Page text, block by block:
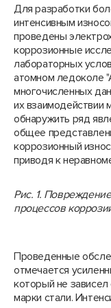
Для разработки
интенсивным
проведены
коррозионные
лабораторных
атомном ледоколе
многочисленных
их взаимодействии
обнаружить ряд
общее
коррозионный
приводя к
Рис. 1.
процессов
Проведенные
отмечается
который не
марки стали.